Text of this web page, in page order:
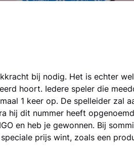
bij nodig. Het is echter
hoort. Iedere speler die
1 keer op. De spelleider zal
hij dit nummer heeft
en heb je gewonnen. Bij
prijs wint, zoals een